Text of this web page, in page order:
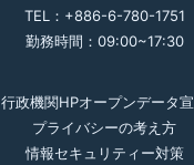
TEL：+886-6-780-1751
勤務時間：09:00~17:30
行政機関HPオープンデータ
プライバシーの考え方
情報セキュリティー対策